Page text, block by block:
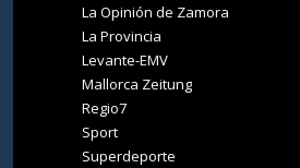
La Opinión de Zamora
La Provincia
Levante-EMV
Mallorca Zeitung
Regio7
Sport
Superdeporte